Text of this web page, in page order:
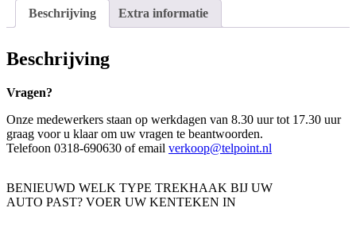
Beschrijving Extra informatie
Beschrijving
Vragen?
Onze medewerkers staan op werkdagen van 8.30 uur tot 17.30 uur
graag voor u klaar om uw vragen te beantwoorden.
Telefoon 0318-690630 of email verkoop@telpoint.nl
BENIEUWD WELK TYPE TREKHAAK BIJ UW
AUTO PAST? VOER UW KENTEKEN IN